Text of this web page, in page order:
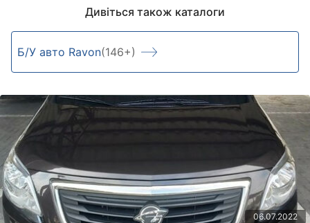
Дивіться також каталоги
Б/У авто Ravon(146+)
06.07.2022